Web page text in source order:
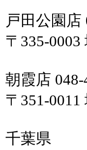
戸田公園店
〒335-
朝霞店
〒351-
千葉県